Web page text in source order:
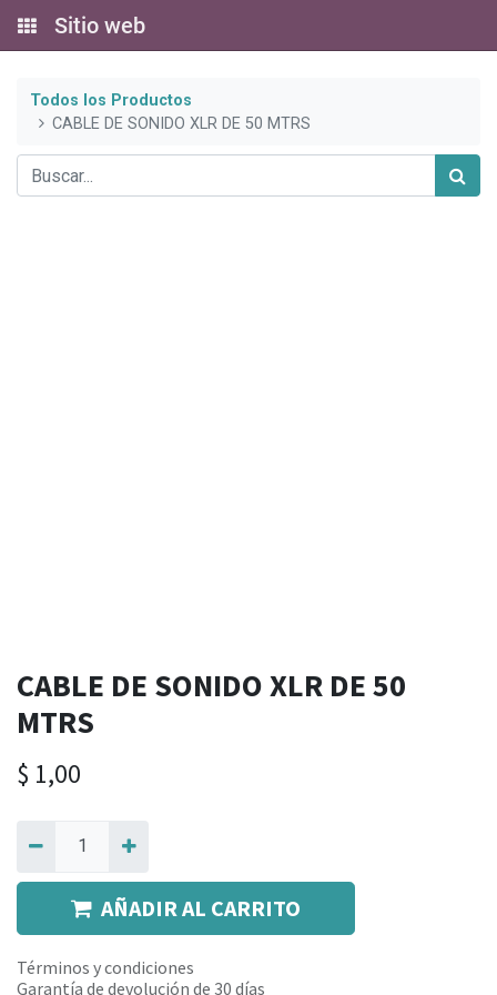
Sitio web
Todos los Productos
CABLE DE SONIDO XLR DE 50 MTRS
CABLE DE SONIDO XLR DE 50
MTRS
$ 1,00
AÑADIR AL CARRITO
Términos y condiciones
Garantía de devolución de 30 días